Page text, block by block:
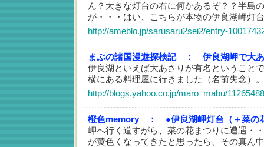
ん？大きな灯台の右に何かあるぞ？？半島
が・・・はい、こちらが本物の伊良湖岬灯
http://ameblo.jp/sarusaru2sei2/entry-
まぶの諸国漫遊探検記 ：
伊良湖岬で大
伊良湖といえば大あさりが有名ということ
横にある料理屋に行きました（名前失念）。
http://blogs.yahoo.co.jp/maro_mabu/
橙色memory ：
●伊良湖岬灯台（＋菜の
岬へ行く道すがら、菜の花まつりに遭遇・
が黄色くなってきたと思ったら、その真ん